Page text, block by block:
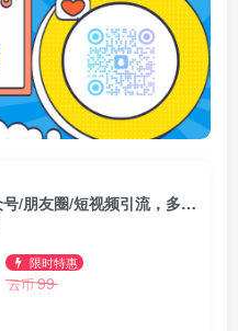
知识IP合伙人运营课：微信/公众号/朋友圈/短视频引流，多平台分发与变现
限时特惠
云币99